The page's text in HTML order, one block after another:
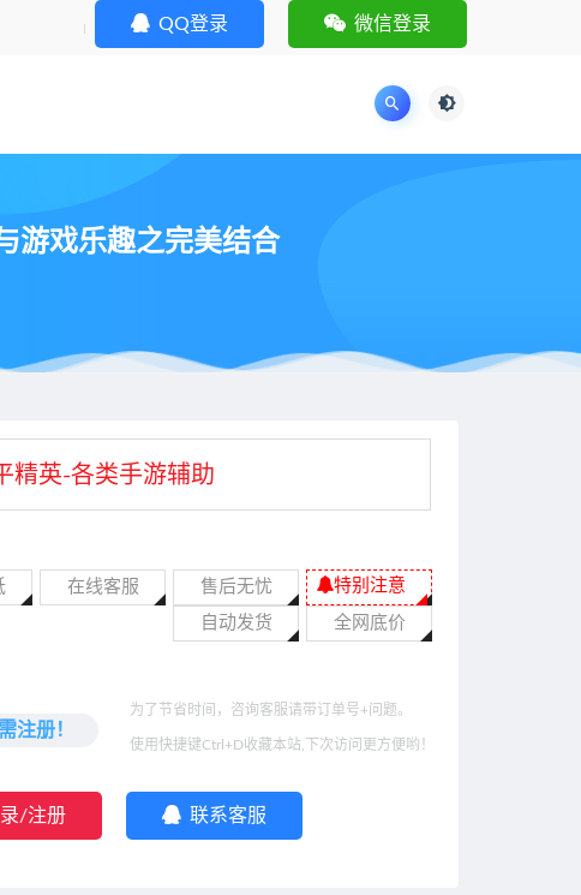
QQ登录 微信登录
游戏乐趣之完美结合
精英-各类手游辅助
售后无忧
在线客服
全网底价
自动发货
特别注意
注册！
为了节省时间，咨询客服请带订单号+问题。
使用快捷键Ctrl+D收藏本站,下次访问更方便哟！
/注册 联系客服